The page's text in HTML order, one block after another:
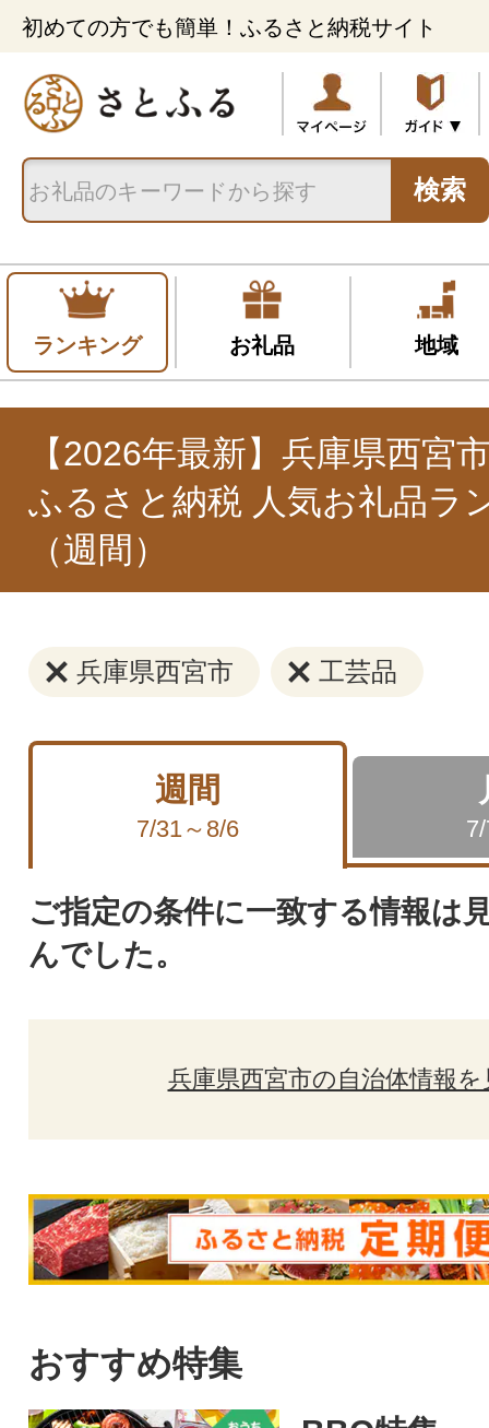
初めての方でも簡単！ふるさと納税サイト
検索
ランキング お礼品 地域
【2026年最新】兵庫県西宮
ふるさと納税 人気お礼品ラ
（週間）
兵庫県西宮市 工芸品
週間
7/31～8/6
ご指定の条件に一致する情報は
んでした。
兵庫県西宮市の自治体情報を
おすすめ特集